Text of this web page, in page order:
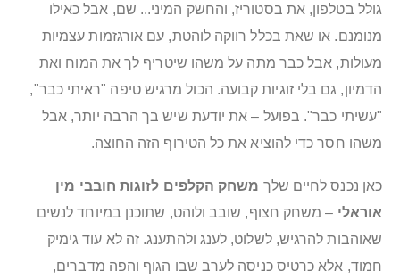
גולל בטלפון, את בסטוריז, והחשק המיני... שם, אבל כאילו
מנומנם. או שאת בכלל רווקה לוהטת, עם אורגזמות עצמיות
מעולות, אבל כבר מתה על משהו שיטריף לך את המוח ואת
הדמיון, גם בלי זוגיות קבועה. הכול מרגיש טיפה "ראיתי כבר",
"עשיתי כבר". בפועל – את יודעת שיש בך הרבה יותר, אבל
משהו חסר כדי להוציא את כל הטירוף הזה החוצה.
כאן נכנס לחיים שלך משחק הקלפים לזוגות חובבי מין
אוראלי – משחק חצוף, שובב ולוהט, שתוכנן במיוחד לנשים
שאוהבות להרגיש, לשלוט, לענג ולהתענג. זה לא עוד גימיק
חמוד, אלא כרטיס כניסה לערב שבו הגוף והפה מדברים,